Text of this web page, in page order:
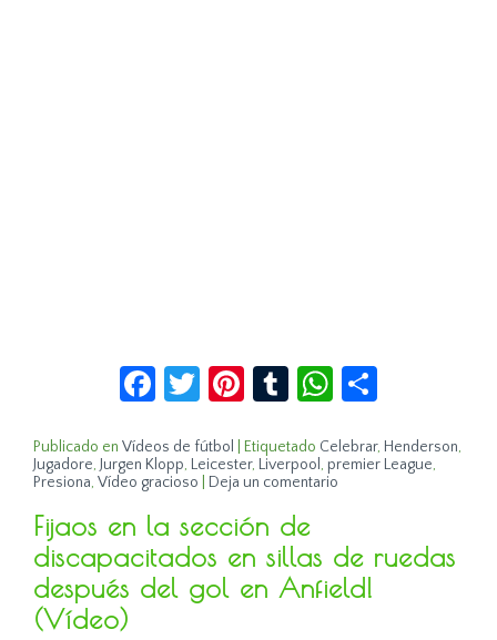
Facebook
Twitter
Pinterest
TumblrWhatsApp
Publicado en Vídeos de fútbol Etiquetado Celebrar, Henderson,
Jugadore,Jurgen Klopp, Leicester, Liverpool, premier League,
Presiona,Vídeo gracioso Deja un comentario
Fijaos en la sección de
discapacitados en sillas de ruedas
después del gol en Anfield!
(Vídeo)